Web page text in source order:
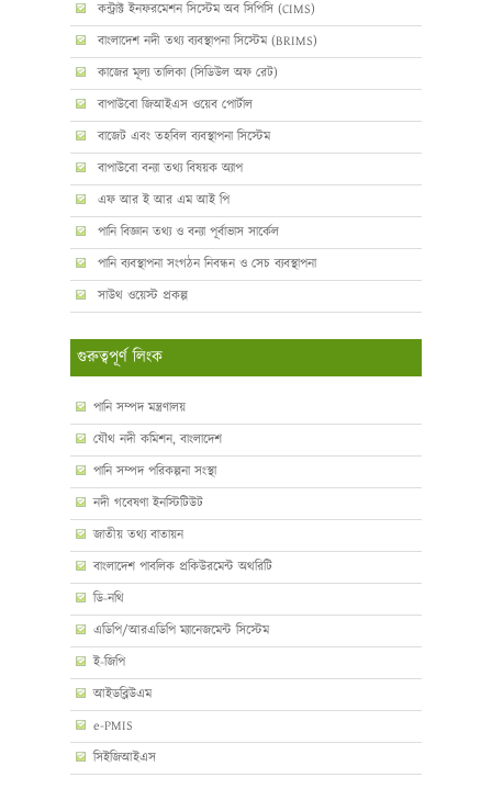
কন্ট্রাক্ট ইনফরমেশন সিস্টেম অব সিপিসি (CIMS)
বাংলাদেশ নদী তথ্য ব্যবস্থাপনা সিস্টেম (BRIMS)
কাজের মূল্য তালিকা (সিডিউল অফ রেট)
বাপাউবো জিআইএস ওয়েব পোর্টাল
বাজেট এবং তহবিল ব্যবস্থাপনা সিস্টেম
বাপাউবো বন্যা তথ্য বিষয়ক অ্যাপ
এফ আর ই আর এম আই পি
পানি বিজ্ঞান তথ্য ও বন্যা পূর্বাভাস সার্কেল
পানি ব্যবস্থাপনা সংগঠন নিবন্ধন ও সেচ ব্যবস্থাপনা
সাউথ ওয়েস্ট প্রকল্প
গুরুত্বপূর্ণ লিংক
পানি সম্পদ মন্ত্রণালয়
যৌথ নদী কমিশন, বাংলাদেশ
পানি সম্পদ পরিকল্পনা সংস্থা
নদী গবেষণা ইনস্টিটিউট
জাতীয় তথ্য বাতায়ন
বাংলাদেশ পাবলিক প্রকিউরমেন্ট অথরিটি
ডি-নথি
এডিপি/আরএডিপি ম্যানেজমেন্ট সিস্টেম
ই-জিপি
আইডব্লিউএম
e-PMIS
সিইজিআইএস